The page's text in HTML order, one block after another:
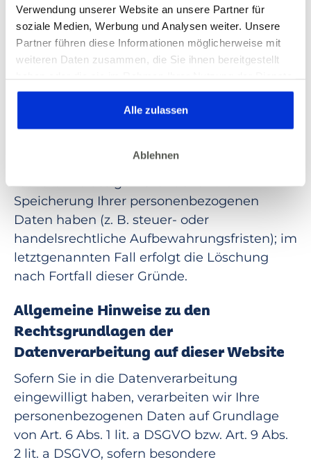
Verwendung unserer Website an unsere Partner für
soziale Medien, Werbung und Analysen weiter. Unsere
Partner führen diese Informationen möglicherweise mit
weiteren Daten zusammen, die Sie ihnen bereitgestellt
gesammelt haben. Dies gilt auch für Gesundheitsdaten,
die gegebenenfalls für die Kursdurchführung erhoben
werden.
Alle zulassen
Ablehnen
Soweit innerhalb dieser
Datenschutzerklärung keine speziellere
Speicherdauer genannt wurde, verbleiben
Ihre personenbezogenen Daten bei uns, bis
der Zweck für die Datenverarbeitung entfällt.
Wenn Sie ein berechtigtes Löschersuchen
geltend machen oder eine Einwilligung zur
Daten gelöscht, sofern wir keine anderen
Speicherung Ihrer personenbezogenen
Daten haben (z. B. steuer- oder
handelsrechtliche Aufbewahrungsfristen); im
letztgenannten Fall erfolgt die Löschung
nach Fortfall dieser Gründe.
Allgemeine Hinweise zu den
Rechtsgrundlagen der
Datenverarbeitung auf dieser Website
Sofern Sie in die Datenverarbeitung
eingewilligt haben, verarbeiten wir Ihre
personenbezogenen Daten auf Grundlage
von Art. 6 Abs. 1 lit. a DSGVO bzw. Art. 9 Abs.
2 lit. a DSGVO, sofern besondere